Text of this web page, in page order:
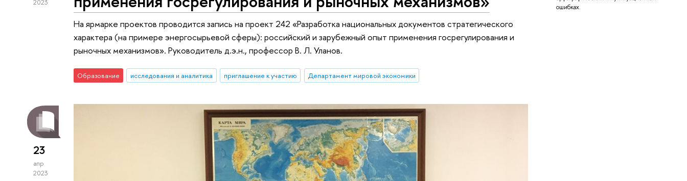
ошибках.
2023
На ярмарке проектов проводится запись на проект 242 «Разработка национальных документов стратегического
характера (на примере энергосырьевой сферы): российский и зарубежный опыт применения госрегулирования и
рыночных механизмов». Руководитель д.э.н., профессор В. Л. Уланов.
Образование исследования и аналитика приглашение к участию Департамент мировой экономики
23
апр
2023